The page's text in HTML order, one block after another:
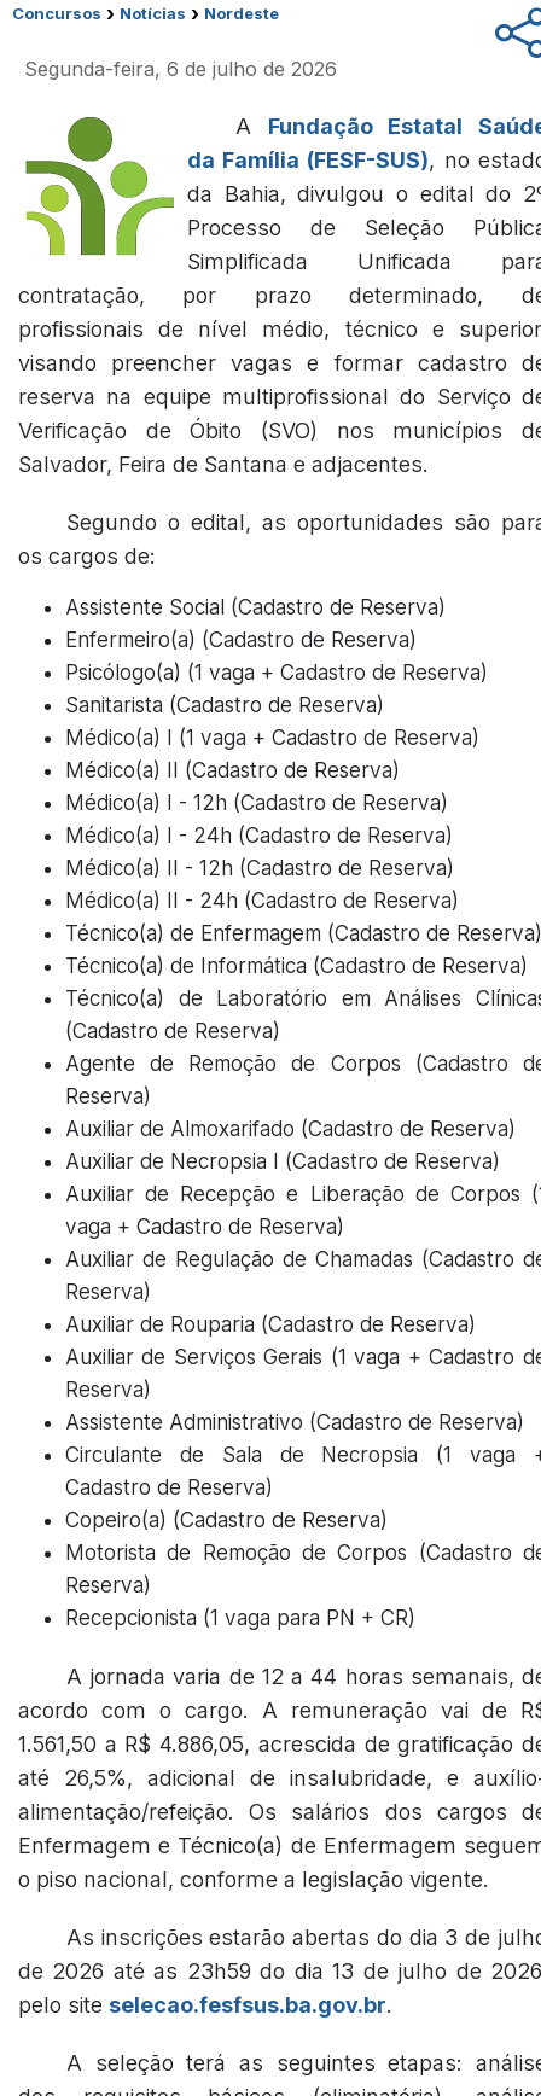
Concursos › Notícias › Nordeste
Segunda-feira, 6 de julho de 2026
A Fundação Estatal
da Família (FESF-SUS), no
da Bahia, divulgou o edital do
Processo de Seleção
Simplificada Unificada
contratação, por prazo determinado,
profissionais de nível médio, técnico e
visando preencher vagas e formar cadastro
reserva na equipe multiprofissional do Serviço
Verificação de Óbito (SVO) nos municípios
Salvador, Feira de Santana e adjacentes.
Segundo o edital, as oportunidades são
os cargos de:
Assistente Social (Cadastro de Reserva)
Enfermeiro(a) (Cadastro de Reserva)
Psicólogo(a) (1 vaga + Cadastro de Reserva)
Sanitarista (Cadastro de Reserva)
Médico(a) I (1 vaga + Cadastro de Reserva)
Médico(a) II (Cadastro de Reserva)
Médico(a) I - 12h (Cadastro de Reserva)
Médico(a) I - 24h (Cadastro de Reserva)
Médico(a) II - 12h (Cadastro de Reserva)
Médico(a) II - 24h (Cadastro de Reserva)
Técnico(a) de Enfermagem (Cadastro de Reserva)
Técnico(a) de Informática (Cadastro de Reserva)
Técnico(a) de Laboratório em Análises
(Cadastro de Reserva)
Agente de Remoção de Corpos (Cadastro
Reserva)
Auxiliar de Almoxarifado (Cadastro de Reserva)
Auxiliar de Necropsia I (Cadastro de Reserva)
Auxiliar de Recepção e Liberação de Corpos
vaga + Cadastro de Reserva)
Auxiliar de Regulação de Chamadas (Cadastro
Reserva)
Auxiliar de Rouparia (Cadastro de Reserva)
Auxiliar de Serviços Gerais (1 vaga + Cadastro
Reserva)
Assistente Administrativo (Cadastro de Reserva)
Circulante de Sala de Necropsia (1 vaga
Cadastro de Reserva)
Copeiro(a) (Cadastro de Reserva)
Motorista de Remoção de Corpos (Cadastro
Reserva)
Recepcionista (1 vaga para PN + CR)
A jornada varia de 12 a 44 horas semanais,
acordo com o cargo. A remuneração vai de
1.561,50 a R$ 4.886,05, acrescida de gratificação
até 26,5%, adicional de insalubridade, e
alimentação/refeição. Os salários dos cargos
Enfermagem e Técnico(a) de Enfermagem
o piso nacional, conforme a legislação vigente.
As inscrições estarão abertas do dia 3 de
de 2026 até as 23h59 do dia 13 de julho de
pelo site selecao.fesfsus.ba.gov.br.
A seleção terá as seguintes etapas: